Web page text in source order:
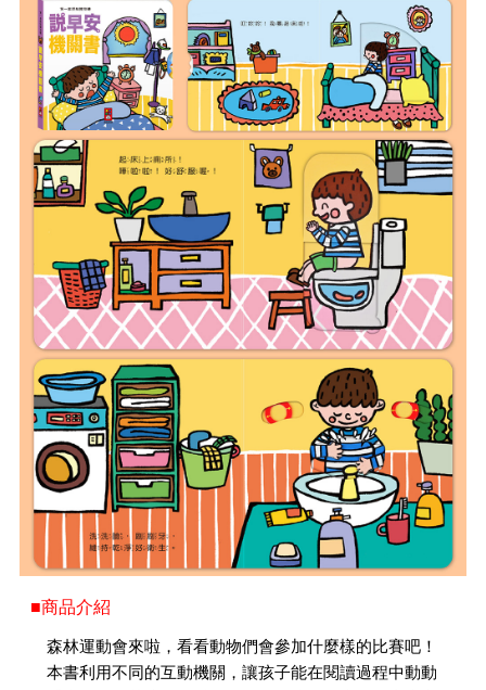
■商品介紹
森林運動會來啦，看看動物們會參加什麼樣的比賽吧！
本書利用不同的互動機關，讓孩子能在閱讀過程中動動